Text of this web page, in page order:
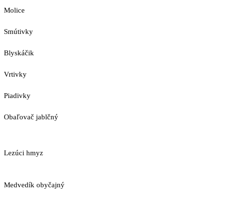
Molice
Smútivky
Blyskáčik
Vrtivky
Piadivky
Obaľovač jablčný
Lezúci hmyz
Medvedík obyčajný